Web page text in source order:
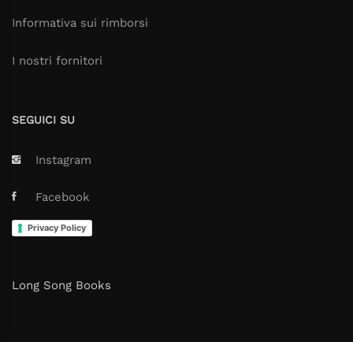
Informativa sui rimborsi
I nostri fornitori
SEGUICI SU
Instagram
Facebook
Privacy Policy
Long Song Books